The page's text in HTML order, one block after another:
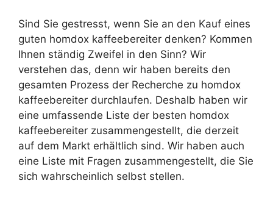
Sind Sie gestresst, wenn Sie an den Kauf eines
guten homdox kaffeebereiter denken? Kommen
Ihnen ständig Zweifel in den Sinn? Wir
verstehen das, denn wir haben bereits den
gesamten Prozess der Recherche zu homdox
kaffeebereiter durchlaufen. Deshalb haben wir
eine umfassende Liste der besten homdox
kaffeebereiter zusammengestellt, die derzeit
auf dem Markt erhältlich sind. Wir haben auch
eine Liste mit Fragen zusammengestellt, die Sie
sich wahrscheinlich selbst stellen.